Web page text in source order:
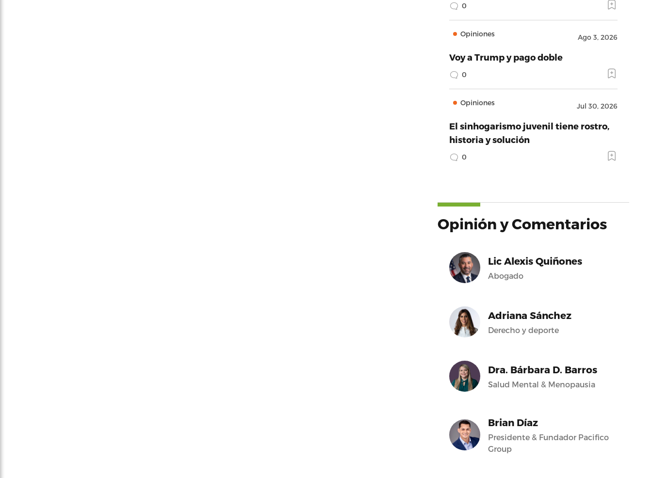
0
Opiniones Ago 3, 2026
Voy a Trump y pago doble
0
Opiniones Jul 30, 2026
El sinhogarismo juvenil tiene rostro,
historia y solución
0
Opinión y Comentarios
Lic Alexis Quiñones
Abogado
Adriana Sánchez
Derecho y deporte
Dra. Bárbara D. Barros
Salud Mental & Menopausia
Brian Díaz
Presidente & Fundador Pacifico
Group